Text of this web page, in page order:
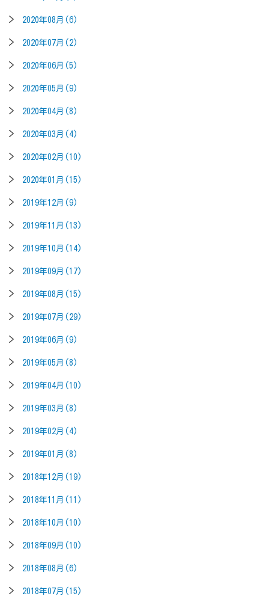
2020年08月(6)
2020年07月(2)
2020年06月(5)
2020年05月(9)
2020年04月(8)
2020年03月(4)
2020年02月(10)
2020年01月(15)
2019年12月(9)
2019年11月(13)
2019年10月(14)
2019年09月(17)
2019年08月(15)
2019年07月(29)
2019年06月(9)
2019年05月(8)
2019年04月(10)
2019年03月(8)
2019年02月(4)
2019年01月(8)
2018年12月(19)
2018年11月(11)
2018年10月(10)
2018年09月(10)
2018年08月(6)
2018年07月(15)